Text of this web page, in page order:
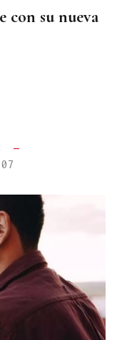
con su nueva
—